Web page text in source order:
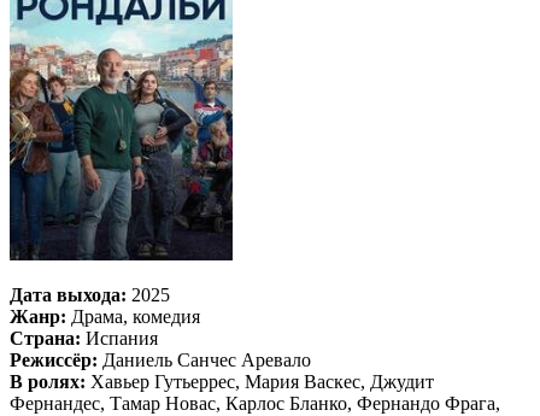
Дата выхода: 2025
Жанр: Драма, комедия
Страна: Испания
Режиссёр: Даниель Санчес Аревало
В ролях: Хавьер Гутьеррес, Мария Васкес, Джудит
Фернандес, Тамар Новас, Карлос Бланко, Фернандо Фрага,